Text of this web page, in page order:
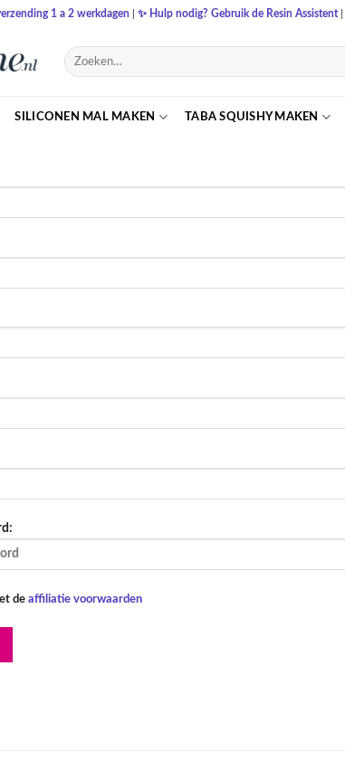
1 a 2 werkdagen ✨ Hulp nodig? Gebruik de Resin Assistent
Zoeken
naar:
SILICONEN MAL MAKEN TABA SQUISHY MAKEN
de affiliatie voorwaarden